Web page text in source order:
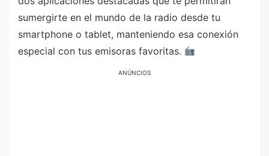
sumergirte en el mundo de la radio desde tu
smartphone o tablet, manteniendo esa conexión
especial con tus emisoras favoritas.
ANÚNCIOS